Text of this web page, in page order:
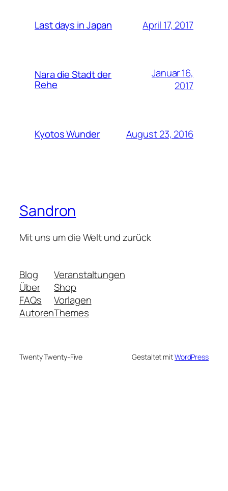
Last days in Japan April 17, 2017
Nara die Stadt der
Rehe
Januar 16,
2017
Kyotos Wunder August 23, 2016
Sandron
Mit uns um die Welt und zurück
Blog
Über
FAQs
Autoren
Veranstaltungen
Shop
Vorlagen
Themes
Twenty Twenty-Five Gestaltet mitWordPress